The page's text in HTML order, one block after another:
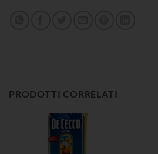
PRODOTTI CORRELATI